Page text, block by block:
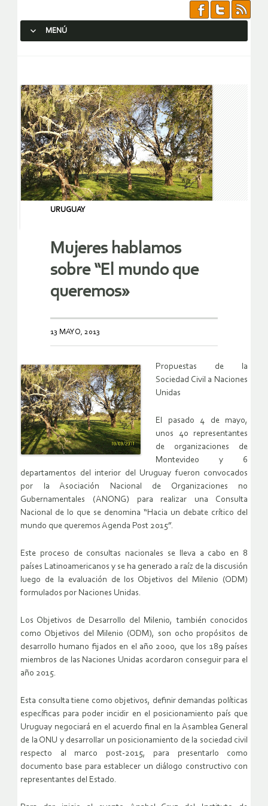
MENÚ
URUGUAY
Mujeres hablamos
sobre “El mundo que
queremos»
13 MAYO, 2013
Propuestas de la
Sociedad Civil a Naciones
Unidas
El pasado 4 de mayo,
unos 40 representantes
de organizaciones de
Montevideo y 6
departamentos del interior del Uruguay fueron convocados
por la Asociación Nacional de Organizaciones no
Gubernamentales (ANONG) para realizar una Consulta
Nacional de lo que se denomina “Hacia un debate crítico del
mundo que queremos Agenda Post 2015”.
Este proceso de consultas nacionales se lleva a cabo en 8
países Latinoamericanos y se ha generado a raíz de la discusión
luego de la evaluación de los Objetivos del Milenio (ODM)
formulados por Naciones Unidas.
Los Objetivos de Desarrollo del Milenio, también conocidos
como Objetivos del Milenio (ODM), son ocho propósitos de
desarrollo humano fijados en el año 2000, que los 189 países
miembros de las Naciones Unidas acordaron conseguir para el
año 2015.
Esta consulta tiene como objetivos, definir demandas políticas
específicas para poder incidir en el posicionamiento país que
Uruguay negociará en el acuerdo final en la Asamblea General
de la ONU y desarrollar un posicionamiento de la sociedad civil
respecto al marco post-2015, para presentarlo como
documento base para establecer un diálogo constructivo con
representantes del Estado.